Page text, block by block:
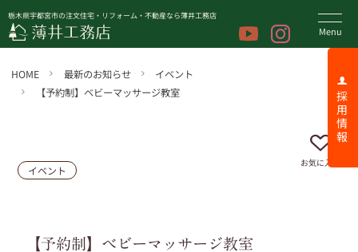
栃木県宇都宮市の注文住宅・リフォーム・不動産なら薄井工務店
採 用 情 報
HOME 最新のお知らせ
イベント
【予約制】ベビーマッサージ教室
お気に入り
イベント
【予約制】ベビーマッサージ教室